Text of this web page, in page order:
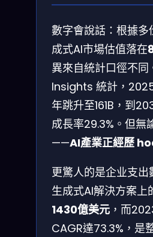
數字會說話：根據
成式AI市場估值落在
異來自統計口徑不
Insights 統計，
年跳升至161B，到
成長率29.3%。但無
——AI產業正經歷
更驚人的是企业支
生成式AI解決方案
1430億美元 ，而
CAGR達73.3%，是